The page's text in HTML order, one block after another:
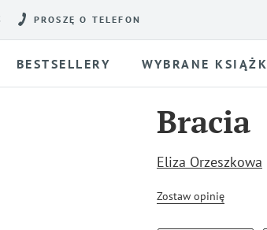
PROSZĘ O TELEFON
BESTSELLERY WYBRANE
Bracia
Eliza Orzeszkowa
Zostaw opinię